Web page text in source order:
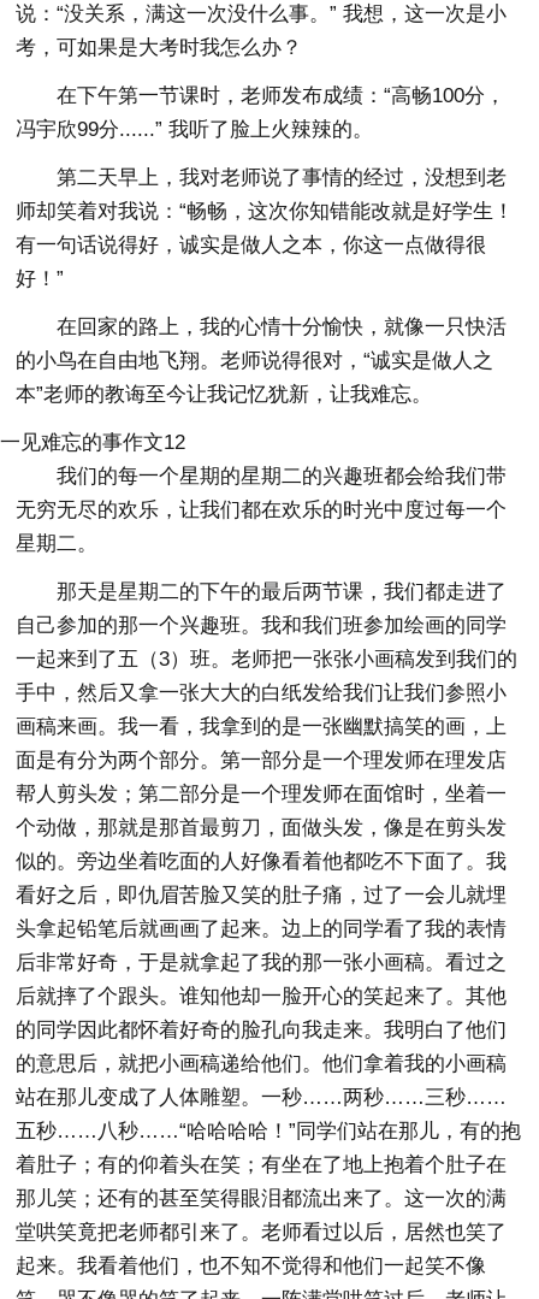
说：“没关系，满这一次没什么事。” 我想，这一次是小
考，可如果是大考时我怎么办？
在下午第一节课时，老师发布成绩：“高畅100分，
冯宇欣99分......” 我听了脸上火辣辣的。
第二天早上，我对老师说了事情的经过，没想到老
师却笑着对我说：“畅畅，这次你知错能改就是好学生！
有一句话说得好，诚实是做人之本，你这一点做得很
好！”
在回家的路上，我的心情十分愉快，就像一只快活
的小鸟在自由地飞翔。老师说得很对，“诚实是做人之
本”老师的教诲至今让我记忆犹新，让我难忘。
一见难忘的事作文12
我们的每一个星期的星期二的兴趣班都会给我们带
无穷无尽的欢乐，让我们都在欢乐的时光中度过每一个
星期二。
那天是星期二的下午的最后两节课，我们都走进了
自己参加的那一个兴趣班。我和我们班参加绘画的同学
一起来到了五（3）班。老师把一张张小画稿发到我们的
手中，然后又拿一张大大的白纸发给我们让我们参照小
画稿来画。我一看，我拿到的是一张幽默搞笑的画，上
面是有分为两个部分。第一部分是一个理发师在理发店
帮人剪头发；第二部分是一个理发师在面馆时，坐着一
个动做，那就是那首最剪刀，面做头发，像是在剪头发
似的。旁边坐着吃面的人好像看着他都吃不下面了。我
看好之后，即仇眉苦脸又笑的肚子痛，过了一会儿就埋
头拿起铅笔后就画画了起来。边上的同学看了我的表情
后非常好奇，于是就拿起了我的那一张小画稿。看过之
后就摔了个跟头。谁知他却一脸开心的笑起来了。其他
的同学因此都怀着好奇的脸孔向我走来。我明白了他们
的意思后，就把小画稿递给他们。他们拿着我的小画稿
站在那儿变成了人体雕塑。一秒……两秒……三秒……
五秒……八秒……“哈哈哈哈！”同学们站在那儿，有的抱
着肚子；有的仰着头在笑；有坐在了地上抱着个肚子在
那儿笑；还有的甚至笑得眼泪都流出来了。这一次的满
堂哄笑竟把老师都引来了。老师看过以后，居然也笑了
起来。我看着他们，也不知不觉得和他们一起笑不像